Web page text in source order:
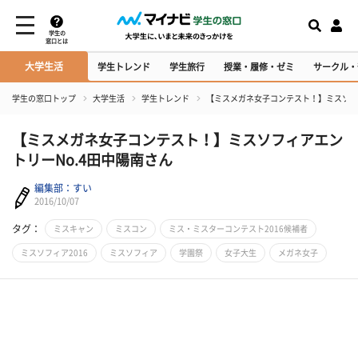
学生の
窓口とは
大学生活 学生トレンド 学生旅行 授業・履修・ゼミ サークル
学生の窓口トップ 大学生活 学生トレンド 【ミスメガネ女子コンテスト！】ミスソ
【ミスメガネ女子コンテスト！】ミスソフィアエン
トリーNo.4田中陽南さん
編集部：すい
2016/10/07
タグ： ミスキャン ミスコン ミス・ミスターコンテスト2016候補者
ミスソフィア2016 ミスソフィア 学園祭 女子大生 メガネ女子